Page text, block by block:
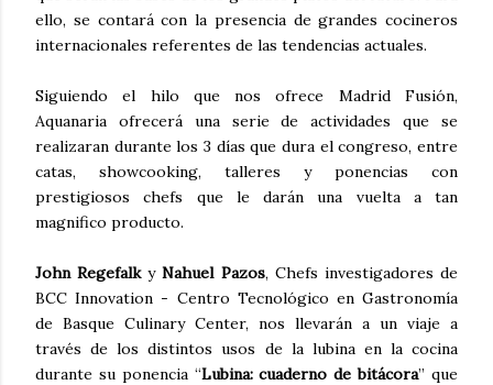
ello, se contará con la presencia de grandes cocineros
internacionales referentes de las tendencias actuales.
Siguiendo el hilo que nos ofrece Madrid Fusión,
Aquanaria ofrecerá una serie de actividades que se
realizaran durante los 3 días que dura el congreso, entre
catas, showcooking, talleres y ponencias con
prestigiosos chefs que le darán una vuelta a tan
magnifico producto.
John RegefalkyNahuel Pazos, Chefs investigadores de
BCC Innovation - Centro Tecnológico en Gastronomía
de Basque Culinary Center, nos llevarán a un viaje a
través de los distintos usos de la lubina en la cocina
durante su ponencia “Lubina: cuaderno de bitácora” que